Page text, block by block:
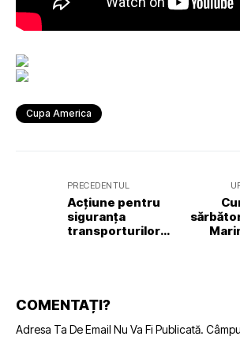
Cupa America
PRECEDENTUL
Acțiune pentru
siguranța
transporturilor
COMENTAȚI?
Adresa Ta De Email Nu Va Fi Publicată.